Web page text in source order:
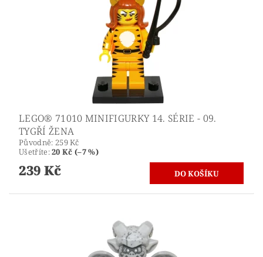
LEGO® 71010 MINIFIGURKY 14. SÉRIE - 09.
TYGŘÍ ŽENA
Původně: 259 Kč
Ušetříte:20 Kč (–7 %)
239 Kč